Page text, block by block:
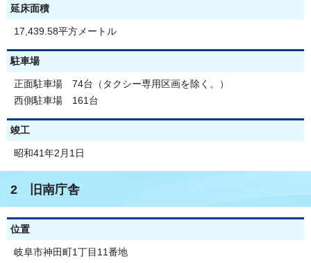
延床面積
17,439.58平方メートル
駐車場
正面駐車場 74台（タクシー専用区画を除く。）
西側駐車場 161台
竣工
昭和41年2月1日
2 旧南庁舎
位置
岐阜市神田町1丁目11番地